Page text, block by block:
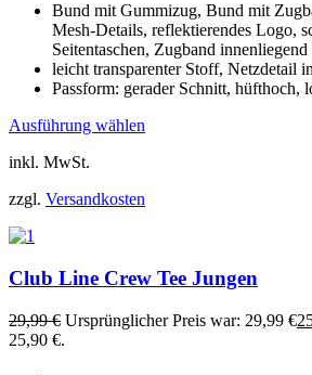
Bund mit Gummizug, Bund mit
Mesh-Details, reflektierendes Logo,
Seitentaschen, Zugband innenliegend
leicht transparenter Stoff, Netzdetail
Passform: gerader Schnitt, hüfthoch,
Ausführung wählen
inkl. MwSt.
zzgl. Versandkosten
Club Line Crew Tee Jungen
29,99€ Ursprünglicher Preis war: 29,99 €
25,90 €.